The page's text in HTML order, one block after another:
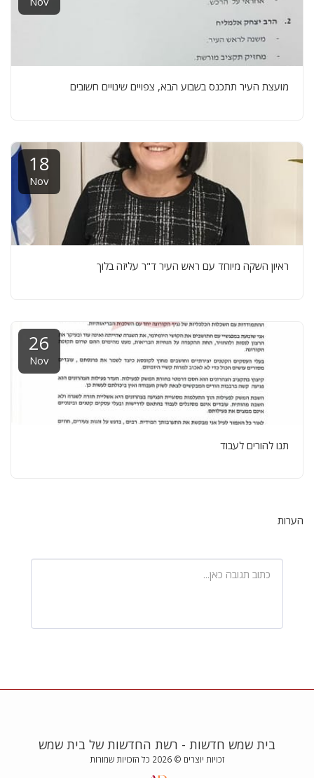
מועצת העיר תתכנס בשבוע הבא, צפויים שינויים חשובים
18
Nov
ראיון השקה מיוחד עם ראש העיר ד"ר עליזה בלוך
26
Nov
תנו להורים לעבוד
הערות
בית שמש חדשות - רשת החדשות של בית שמש
זכויות יוצרים © 2026 כל הזכויות שמורות